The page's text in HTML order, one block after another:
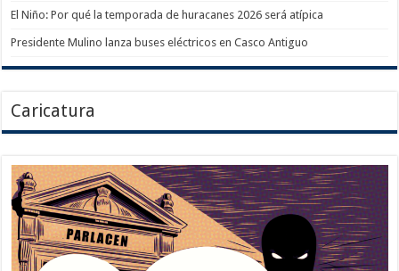
El Niño: Por qué la temporada de huracanes 2026 será atípica
Presidente Mulino lanza buses eléctricos en Casco Antiguo
Caricatura